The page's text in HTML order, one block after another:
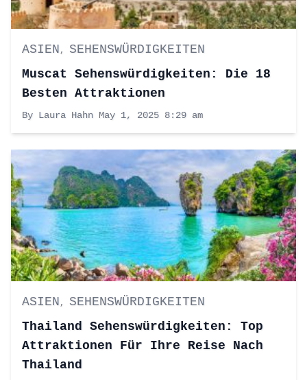
ASIEN , SEHENSWÜRDIGKEITEN
Muscat Sehenswürdigkeiten: Die 18
Besten Attraktionen
By Laura Hahn May 1, 2025 8:29 am
ASIEN , SEHENSWÜRDIGKEITEN
Thailand Sehenswürdigkeiten: Top
Attraktionen Für Ihre Reise Nach
Thailand